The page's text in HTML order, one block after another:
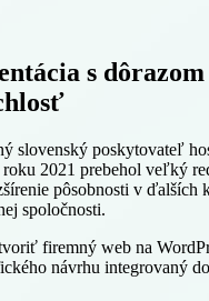
s dôrazom
slovenský poskytovateľ
2021 prebehol veľký
pôsobnosti v ďalších
spoločnosti.
firemný web na
návrhu integrovaný